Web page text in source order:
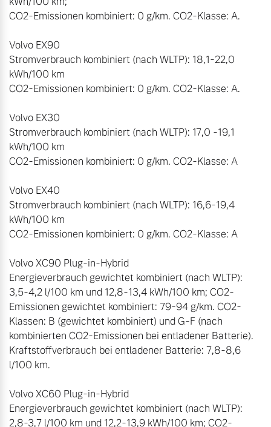
CO2-Emissionen kombiniert: 0 g/km. CO2-Klasse: A.
Volvo EX90
Stromverbrauch kombiniert (nach WLTP): 18,1-22,0
kWh/100 km
CO2-Emissionen kombiniert: 0 g/km. CO2-Klasse: A.
Volvo EX30
Stromverbrauch kombiniert (nach WLTP): 17,0 -19,1
kWh/100 km
CO2-Emissionen kombiniert: 0 g/km. CO2-Klasse: A
Volvo EX40
Stromverbrauch kombiniert (nach WLTP): 16,6-19,4
kWh/100 km
CO2-Emissionen kombiniert: 0 g/km. CO2-Klasse: A
Volvo XC90 Plug-in-Hybrid
Energieverbrauch gewichtet kombiniert (nach WLTP):
3,5-4,2 l/100 km und 12,8-13,4 kWh/100 km; CO2-
Emissionen gewichtet kombiniert: 79-94 g/km. CO2-
Klassen: B (gewichtet kombiniert) und G-F (nach
kombinierten CO2-Emissionen bei entladener Batterie).
Kraftstoffverbrauch bei entladener Batterie: 7,8-8,6
l/100 km.
Volvo XC60 Plug-in-Hybrid
Energieverbrauch gewichtet kombiniert (nach WLTP):
2,8-3,7 l/100 km und 12,2-13,9 kWh/100 km; CO2-